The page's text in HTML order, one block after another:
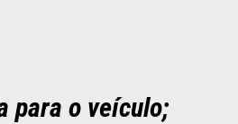
para o veículo;